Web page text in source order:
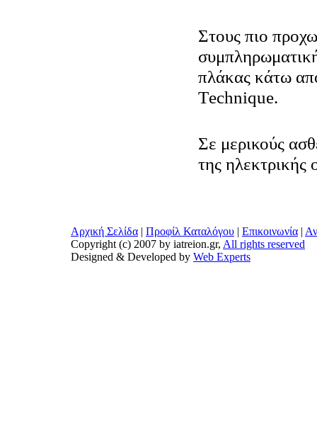
Στους πιο
πλάκας κάτω
Τechnique.
Σε μερικούς
της ηλεκτρικής
Αρχική Σελίδα | Προφίλ Καταλόγου | Επικοινωνία |
Copyright (c) 2007 by iatreion.gr, All rights reserved
Designed & Developed by Web Experts